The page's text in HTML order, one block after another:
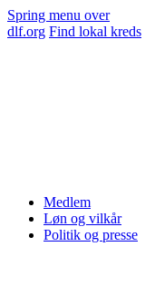
Spring menu over
dlf.org Find lokal kreds
Medlem
Løn og vilkår
Politik og presse